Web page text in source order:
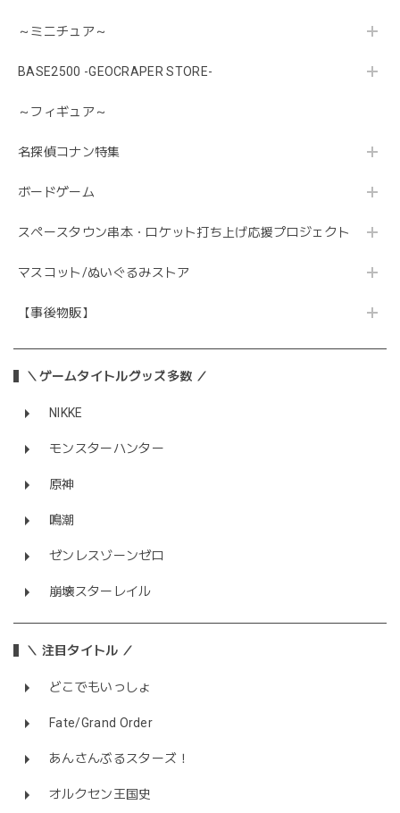
～ミニチュア～
BASE2500 -GEOCRAPER STORE-
～フィギュア～
名探偵コナン特集
ボードゲーム
スペースタウン串本・ロケット打ち上げ応援プロジェクト
マスコット/ぬいぐるみストア
【事後物販】
＼ゲームタイトルグッズ多数 ／
NIKKE
モンスターハンター
原神
鳴潮
ゼンレスゾーンゼロ
崩壊スターレイル
＼ 注目タイトル ／
どこでもいっしょ
Fate/Grand Order
あんさんぶるスターズ！
オルクセン王国史